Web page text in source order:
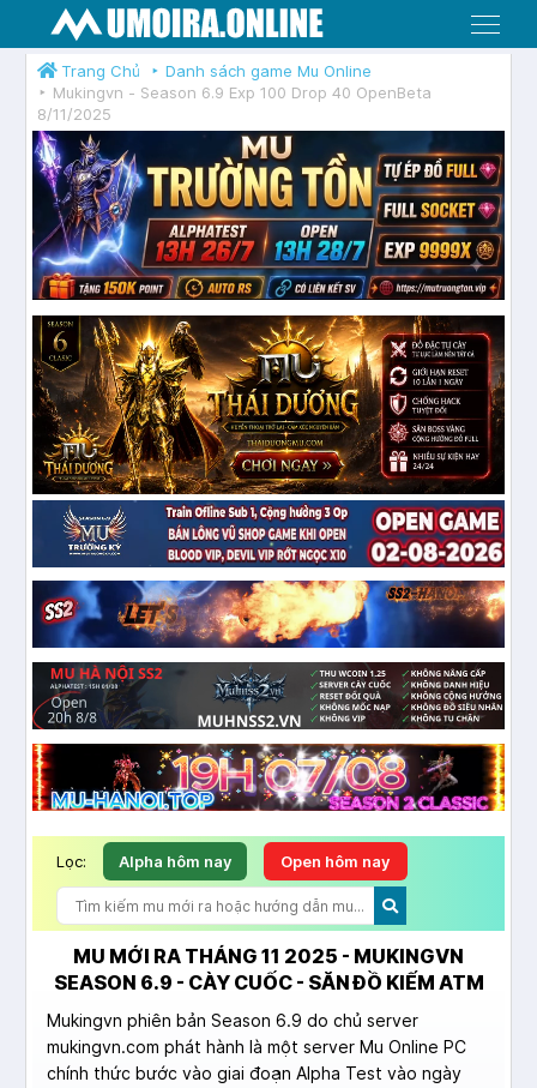
Menu
Trang Chủ
Danh sách game Mu Online
Mukingvn - Season 6.9 Exp 100 Drop 40 OpenBeta
8/11/2025
Lọc: Alpha hôm nay Open hôm nay
MU MỚI RA THÁNG 11 2025 - MUKINGVN
SEASON 6.9 - CÀY CUỐC - SĂN ĐỒ KIẾM ATM
Mukingvn phiên bản Season 6.9 do chủ server
mukingvn.com phát hành là một server Mu Online PC
chính thức bước vào giai đoạn Alpha Test vào ngày